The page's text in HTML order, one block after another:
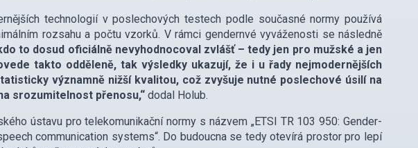
technologií v poslechových testech podle současné normy používá
rozsahu a počtu vzorků. V rámci gendernvé vyváženosti se následně
to dosud oficiálně nevyhodnocoval zvlášť – tedy jen pro mužské a jen
takto odděleně, tak výsledky ukazují, že i u řady nejmodernějších
významně nižší kvalitou, což zvyšuje nutné poslechové úsilí na
srozumitelnost přenosu,“dodal Holub.
ústavu pro telekomunikační normy s názvem „ETSI TR 103 950: Gender-
communication systems“. Do budoucna se tedy otevírá prostor pro lepí